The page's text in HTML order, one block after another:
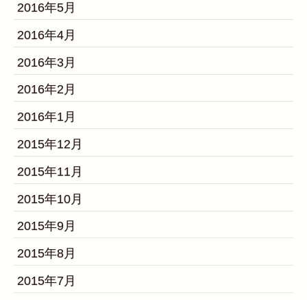
2016年5月
2016年4月
2016年3月
2016年2月
2016年1月
2015年12月
2015年11月
2015年10月
2015年9月
2015年8月
2015年7月